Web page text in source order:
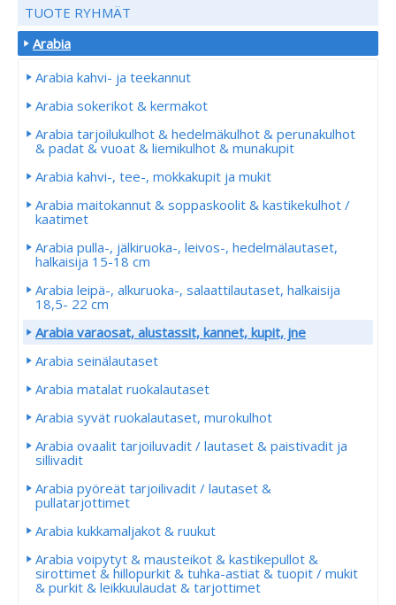
TUOTE RYHMÄT
Arabia
Arabia kahvi- ja teekannut
Arabia sokerikot & kermakot
Arabia tarjoilukulhot & hedelmäkulhot & perunakulhot
& padat & vuoat & liemikulhot & munakupit
Arabia kahvi-, tee-, mokkakupit ja mukit
Arabia maitokannut & soppaskoolit & kastikekulhot /
kaatimet
Arabia pulla-, jälkiruoka-, leivos-, hedelmälautaset,
halkaisija 15-18 cm
Arabia leipä-, alkuruoka-, salaattilautaset, halkaisija
18,5- 22 cm
Arabia varaosat, alustassit, kannet, kupit, jne
Arabia seinälautaset
Arabia matalat ruokalautaset
Arabia syvät ruokalautaset, murokulhot
Arabia ovaalit tarjoiluvadit / lautaset & paistivadit ja
sillivadit
Arabia pyöreät tarjoilivadit / lautaset &
pullatarjottimet
Arabia kukkamaljakot & ruukut
Arabia voipytyt & mausteikot & kastikepullot &
sirottimet & hillopurkit & tuhka-astiat & tuopit / mukit
& purkit & leikkuulaudat & tarjottimet